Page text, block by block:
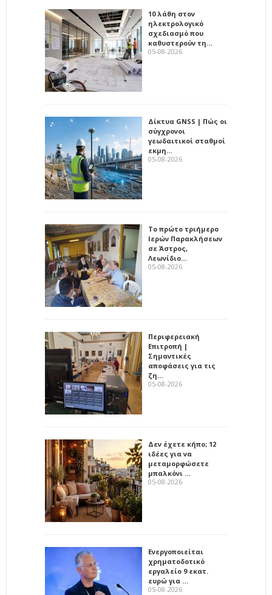
10 λάθη στον
ηλεκτρολογικό
σχεδιασμό που
καθυστερούν τη…
05-08-2026
Δίκτυα GNSS | Πώς οι
σύγχρονοι
γεωδαιτικοί σταθμοί
εκμη…
05-08-2026
Το πρώτο τριήμερο
Ιερών Παρακλήσεων
σε Άστρος,
Λεωνίδιο…
05-08-2026
Περιφερειακή
Επιτροπή |
Σημαντικές
αποφάσεις για τις
ζη…
05-08-2026
Δεν έχετε κήπο; 12
ιδέες για να
μεταμορφώσετε
μπαλκόνι …
05-08-2026
Ενεργοποιείται
χρηματοδοτικό
εργαλείο 9 εκατ.
ευρώ για …
05-08-2026